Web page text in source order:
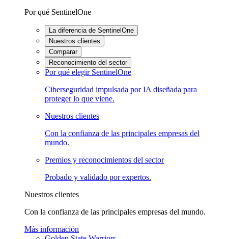
Por qué SentinelOne
La diferencia de SentinelOne
Nuestros clientes
Comparar
Reconocimiento del sector
Por qué elegir SentinelOne
Ciberseguridad impulsada por IA diseñada para
proteger lo que viene.
Nuestros clientes
Con la confianza de las principales empresas del
mundo.
Premios y reconocimientos del sector
Probado y validado por expertos.
Nuestros clientes
Con la confianza de las principales empresas del mundo.
Más información